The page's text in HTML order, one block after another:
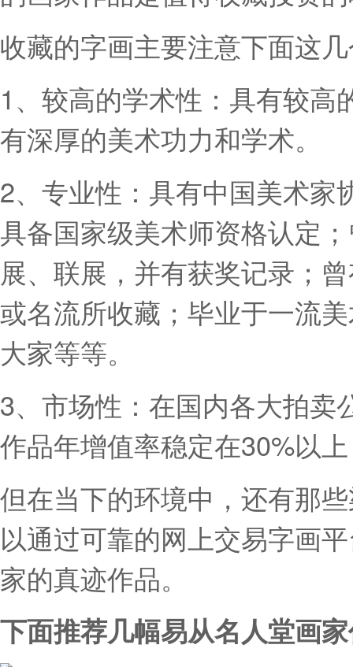
收藏的字画主要注意下面这
1、较高的学术性：具有较
有深厚的美术功力和学术。
2、专业性：具有中国美术家
具备国家级美术师资格认定
展、联展，并有获奖记录；
或名流所收藏；毕业于一流
大家等等。
3、市场性：在国内各大拍卖
作品年增值率稳定在30%以
但在当下的环境中，还有那
以通过可靠的网上交易字画
家的真迹作品。
下面推荐几幅易从名人堂画